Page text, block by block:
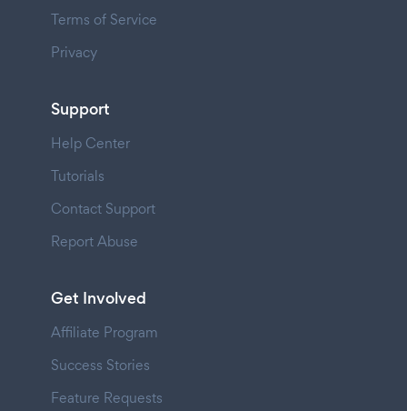
Terms of Service
Privacy
Support
Help Center
Tutorials
Contact Support
Report Abuse
Get Involved
Affiliate Program
Success Stories
Feature Requests